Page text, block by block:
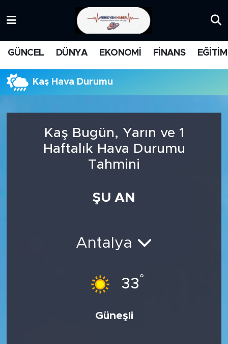
GÜNCEL DÜNYA EKONOMİ FİNANS EĞİTİM
Kaş Hava Durumu
Kaş Bugün, Yarın ve 1
Haftalık Hava Durumu
Tahmini
ŞU AN
Antalya
33°
Güneşli
FİNANS
BİLİM-TEKNOLOJİ
Süper Lig Puan Durumu ve Fikstür
Tüm Manşetler
Son Dakika Haberleri